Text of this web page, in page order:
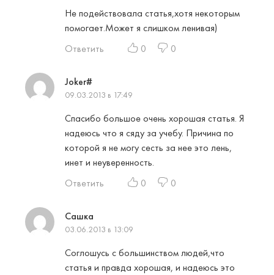
Не подействовала статья,хотя некоторым
помогает.Может я слишком ленивая)
Ответить
0 0
Joker#
09.03.2013 в 17:49
Спасибо большое очень хорошая статья. Я
надеюсь что я сяду за учебу. Причина по
которой я не могу сесть за нее это лень,
инет и неуверенность.
Ответить
0 0
Cашка
03.06.2013 в 13:09
Соглошусь с большинством людей,что
статья и правда хорошая, и надеюсь это